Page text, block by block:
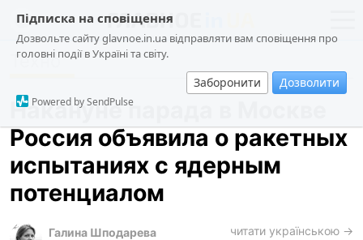
Підписка на сповіщення
Дозвольте сайту glavnoe.in.ua відправляти вам сповіщення про
головні події в Україні та світу.
Заборонити Дозволити
Powered by SendPulse
новости
о проекте
общество
происшествия
криминал
Техно
Накануне парада в Москве
Россия объявила о ракетных
испытаниях с ядерным
потенциалом
Галина Шподарева
читати українською →